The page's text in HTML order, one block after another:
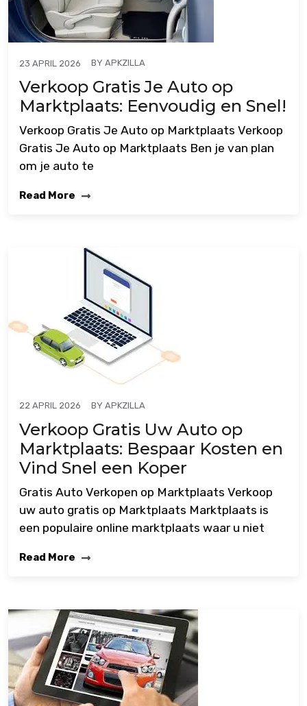
23 APRIL 2026 BY APKZILLA
Verkoop Gratis Je Auto op
Marktplaats: Eenvoudig en Snel!
Verkoop Gratis Je Auto op Marktplaats Verkoop
Gratis Je Auto op Marktplaats Ben je van plan
om je auto te
Read More
22 APRIL 2026 BY APKZILLA
Verkoop Gratis Uw Auto op
Marktplaats: Bespaar Kosten en
Vind Snel een Koper
Gratis Auto Verkopen op Marktplaats Verkoop
uw auto gratis op Marktplaats Marktplaats is
een populaire online marktplaats waar u niet
Read More